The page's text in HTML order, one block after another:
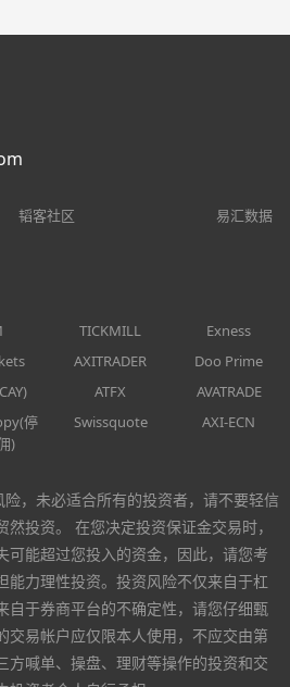
韬客社区 易汇数据
TICKMILL
Exness
AXITRADER
Doo Prime
ATFX
AVATRADE
停
)
Swissquote AXI-ECN
，未必适合所有的投资者，请不要轻信
投资。 在您决定投资保证金交易时，
可能超过您投入的资金，因此，请您考
能力理性投资。投资风险不仅来自于杠
自于券商平台的不确定性，请您仔细甄
交易帐户应仅限本人使用，不应交由第
方喊单、操盘、理财等操作的投资和交